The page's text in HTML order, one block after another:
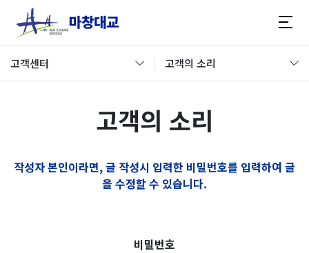
고객센터 고객의 소리
고객의 소리
작성자 본인이라면, 글 작성시 입력한 비밀번호를 입력하여 글
을 수정할 수 있습니다.
비밀번호